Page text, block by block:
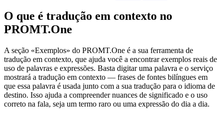
O que é tradução em contexto no
PROMT.One
A seção «Exemplos» do PROMT.One é a sua ferramenta de
tradução em contexto, que ajuda você a encontrar exemplos reais de
uso de palavras e expressões. Basta digitar uma palavra e o serviço
mostrará a tradução em contexto — frases de fontes bilíngues em
que essa palavra é usada junto com a sua tradução para o idioma de
destino. Isso ajuda a compreender nuances de significado e o uso
correto na fala, seja um termo raro ou uma expressão do dia a dia.